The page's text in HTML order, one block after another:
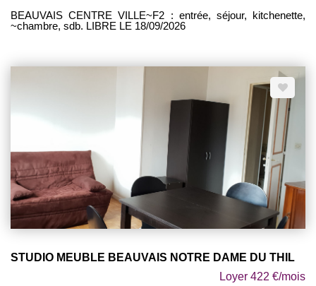
BEAUVAIS CENTRE VILLE~F2 : entrée, séjour, kitchenette,
~chambre, sdb. LIBRE LE 18/09/2026
STUDIO MEUBLE BEAUVAIS NOTRE DAME DU THIL
Loyer 422 €/mois